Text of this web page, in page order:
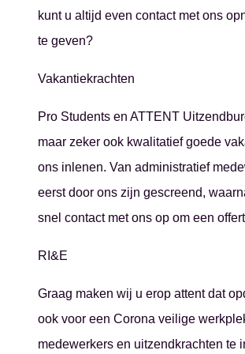
kunt u altijd even contact met ons
te geven?
Vakantiekrachten
Pro Students en ATTENT
maar zeker ook kwalitatief goede
ons inlenen. Van administratief
eerst door ons zijn gescreend,
snel contact met ons op om een
RI&E
Graag maken wij u erop attent dat
ook voor een Corona veilige
medewerkers en uitzendkrachten te
Alerts ontvangen